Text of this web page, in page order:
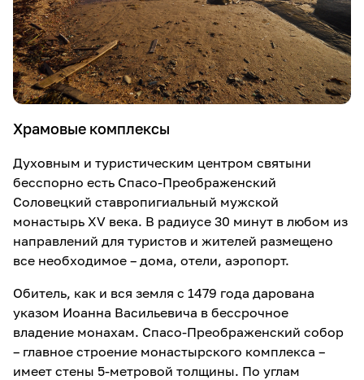
Храмовые комплексы
Духовным и туристическим центром святыни
бесспорно есть Спасо-Преображенский
Соловецкий ставропигиальный мужской
монастырь XV века. В радиусе 30 минут в любом из
направлений для туристов и жителей размещено
все необходимое – дома, отели, аэропорт.
Обитель, как и вся земля с 1479 года дарована
указом Иоанна Васильевича в бессрочное
владение монахам. Спасо-Преображенский собор
– главное строение монастырского комплекса –
имеет стены 5-метровой толщины. По углам